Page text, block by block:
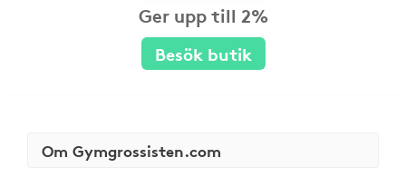
Ger upp till 2%
Besök butik
Om Gymgrossisten.com